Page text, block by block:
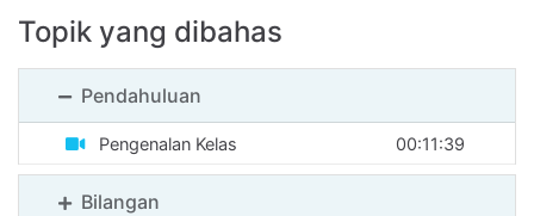
Informatika
SMA
Kebumian
Topik yang dibahas
Pendahuluan
Pengenalan Kelas 00:11:39
Bilangan